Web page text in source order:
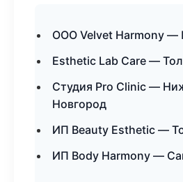
ООО Velvet Harmony —
Esthetic Lab Care —
Студия Pro Clinic —
Новгород
ИП Beauty Esthetic —
ИП Body Harmony —